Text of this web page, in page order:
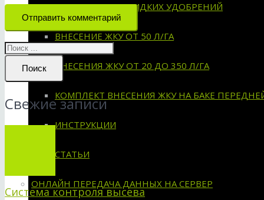
СИСТЕМА ВНЕСЕНИЯ ЖИДКИХ УДОБРЕНИЙ
ВНЕСЕНИЕ ЖКУ ОТ 50 Л/ГА
ВНЕСЕНИЯ ЖКУ ОТ 20 ДО 350 Л/ГА
КОМПЛЕКТ ВНЕСЕНИЯ ЖКУ НА БАКЕ
ИНСТРУКЦИИ
СТАТЬИ
ОНЛАЙН ПЕРЕДАЧА ДАННЫХ НА СЕРВЕР
Отправить комментарий
Поиск
Свежие записи
Система контроля высева